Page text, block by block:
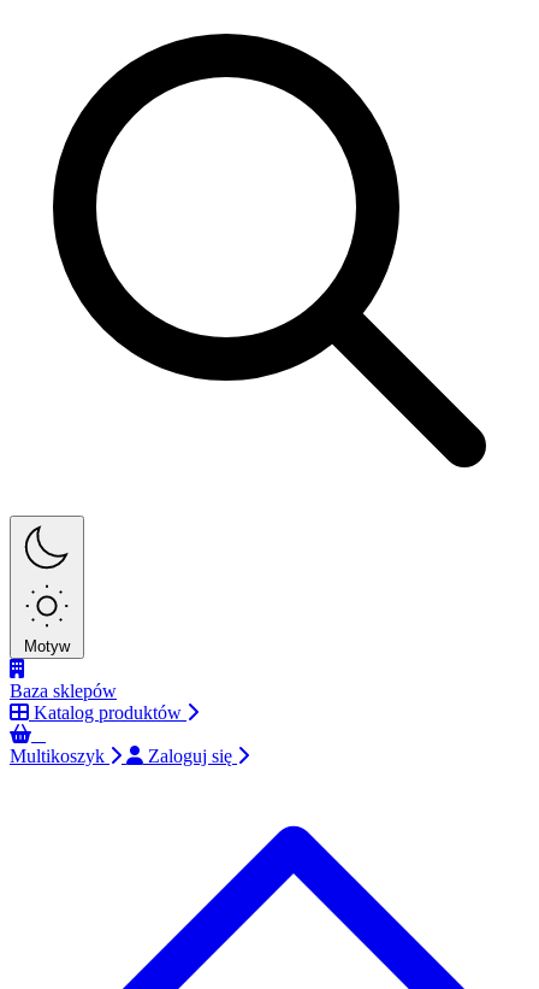
Motyw
Baza sklepów
Katalog produktów
Multikoszyk
Zaloguj się